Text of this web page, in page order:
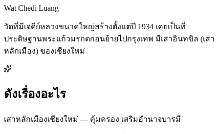
Wat Chedi Luang
วัดที่มีเจดีย์หลวงขนาดใหญ่สร้างตั้งแต่ปี 1934 เคยเป็นที่
ประดิษฐานพระแก้วมรกตก่อนย้ายไปกรุงเทพ มีเสาอินทขิล (เสา
หลักเมือง) ของเชียงใหม่
ดังเรื่องอะไร
เสาหลักเมืองเชียงใหม่ — คุ้มครอง เสริมอำนาจบารมี